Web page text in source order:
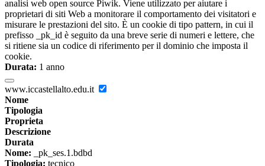
analisi web open source Piwik. Viene utilizzato per aiutare i
proprietari di siti Web a monitorare il comportamento dei visitatori e
misurare le prestazioni del sito. È un cookie di tipo pattern, in cui il
prefisso _pk_id è seguito da una breve serie di numeri e lettere, che
si ritiene sia un codice di riferimento per il dominio che imposta il
cookie.
Durata: 1 anno
www.iccastellalto.edu.it
Nome
Tipologia
Proprieta
Descrizione
Durata
Nome: _pk_ses.1.bdbd
Tipologia: tecnico